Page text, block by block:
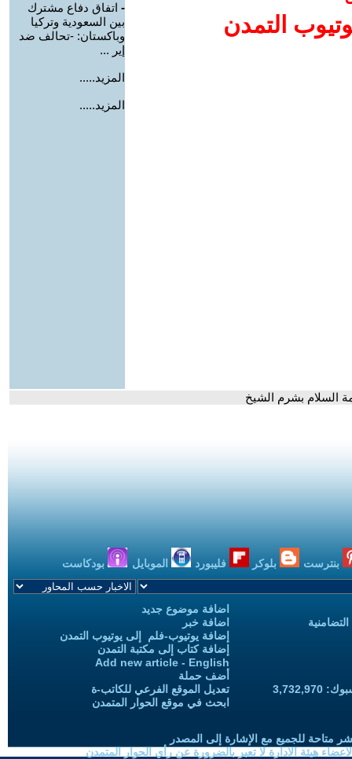
التمدن
- اتفاق دفاع مشترك
بين السعودية وتركيا
وباكستان: -تحالف ضد
إير ...
المزيد.....
المزيد.....
السلام بشرم الشيخ
بنترست بلوكر فليبورد الموبايل بودكاست
اضافة موضوع جديد
اضافة خبر
إضافة يوتيوب-فلم إلى يوتيوب التمدن
إضافة كتاب إلى مكتبة التمدن
Add new article - English
أضف حملة
تعديل الموقع الفرعي للكاتب-ة
ابحث في موقع الحوار المتمدن
متاحة للجميع مع الإشارة إلى المصدر
هيئة الادارة لا تعبر بالضرورة عن رأي الحوار المتمدن